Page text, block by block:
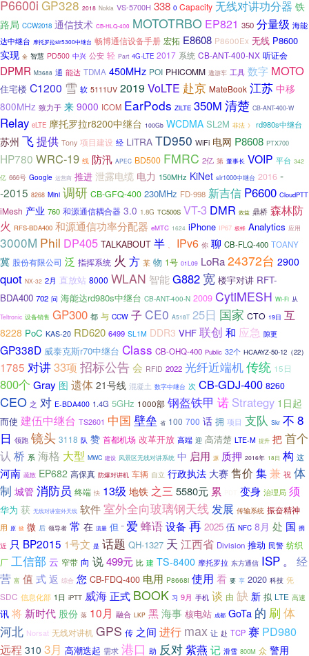
P6600i GP328 2018 Nokia VS-5700H 338 0 Capacity 无线对讲功分器 铁
路局 CCW2018 通信技术 CB-HLQ-400 MOTOTRBO EP821 350 分量级 海能
达中继台 摩托罗拉slr5300中继台 畅博通信设备手册 宏拓 E8608 P8600Ex 无线 P8600
实现 全 智慧 PD500 中兴 公安 轻 Part 4G-LTE 2017 系统 CB-ANT-400-NX 听证会
DPMR M3688 通 能达 TDMA 450MHz POI PHICOMM 遨游车 工具 数字 MOTO
住宅楼 C1200 雪 软 5111UV 2019 VoLTE 赴京 MateBook 江苏 中移
800MHz 致力于 来 9000 ICOM EarPods ZiLTE 350M 清楚 CB-ANT-400-W
Relay eLTE 摩托罗拉r8200中继台 100Gb WCDMA SL2M 非法 》 rd980s中继台
苏州 飞提供 Tony 项目建设 经 LiTRA TD950 WiFi 电网 P8608 PTX700
HP780 WRC-19 线 防汛 APEC BD500 FMRC 2亿 第 董事长 VOIP 平台 342
亿 666号 Google 运营商 推进 泄露电缆 电力 150MHz KiNet slr1000中继台 2016 -
-2015 8268 Mini 调研 CB-GFQ-400 230MHz FD-998 新吉信 P6600 CloudPTT
iMesh 产业 760 和源通信耦合器 3.0 1.8G TC500S VT-3 DMR 效益 鼎桥 森林防
火 RFS-BDA400 和源通信功率分配器 eMTC 1624 iPhone IP67 极蜂 Analytics 应用
3000M Phil DP405 TALKABOUT 半 、 IPv6 你 聊 CB-FLQ-400 TOANY
冀 股份有限公司 泛 指挥系统 火 方 某 物 1号 01L09 LoRa24372台 2900
quot NX-32 2月 直放站 8000 WLAN 智能G882 宽 楼宇对讲 RFT-
BDA400 702 问 海能达rd980s中继台 CB-ANT-400-N 2009 CytiMESH Wi-Fi 从
Teltronic 设备销售 GP300 都 与 CCW 子 CE0 A518T 25日 国家 CTO 19日 互
8228 PoC KAS-20 RD620 6499 SL1M DDR3 VHF 联创 和 应急 隙更
GP338D 威泰克斯r70中继台 Class CB-OHQ-400 Public 32个 HCAAYZ-50-12（22）
1785 对讲33项 招标公告会 RFID 2022 光纤近端机传统 15日
800个 Gray 图 遗体 21号线 混凝土 数字中继台 次 CB-GDJ-400 8260
CEO 之 对 E-BDA400 1.4G 5GHz 1000部 钢盔铁甲 诺 Strategy 1日起
而使 建伍中继台 TS2601 中国 壁垒 省 100 700 话 拥 项目 支队 Skr 不 8
日 领跑 镜头 3118 队 赞 首都机场 改革开放 高端 迎 高清楚 LTE-M 提升 把 首个
认 桥 系 海格 大型 MWC 建设 风景区无线对讲系统 中 启用 源 质押 2016年 18日 构 这
河南 疏散 EP682 高保真 防爆对讲机 车辆 自立 行政执法 大赛 售价 集兼 祝 体
制 城管 消防员 终端 快 13级 地铁 之三 5580元 累 变身 治理局 须
华为 获 无线对讲室外天线 软件室外全向玻璃钢天线发展 传输系统 振奋精神
用 原 掀 微 后 领导者 常 在 流量 但 ” 爱 蜂语设备 再 2025 伍 NFC 8月 处 国 携
近 只 BP2015 1号文 是 话题 QH-1327 天 江西省 Division 推动 民警 纺织
厂 工信部 云 窄带 向 说499元 比 建 TS-8400 摩托罗拉 东方通信 ISP 。
经
营 富 值 式 返 综合 您 CB-FDQ-400 电用 P8668i 使用 看 要 享 2020 科技 凭
SDC 信息化部 1日 iPTT 威海 正式 BOOK 习 9月 手机 谈 由 缺 新 拟 LTE 高速
讯 将 新时代 股份 落 10月 融合 LKP 黑海事 核电站 成都 GoTa 的 刷 体
河北 Norsat 无线对讲机 GPS 传 之间 进行 max 让 赴 TCP 赛 PD980
远程 310 3月 高潮迭起 需求 港口 助 反对紫燕 记 滑雪 800M 众 警用